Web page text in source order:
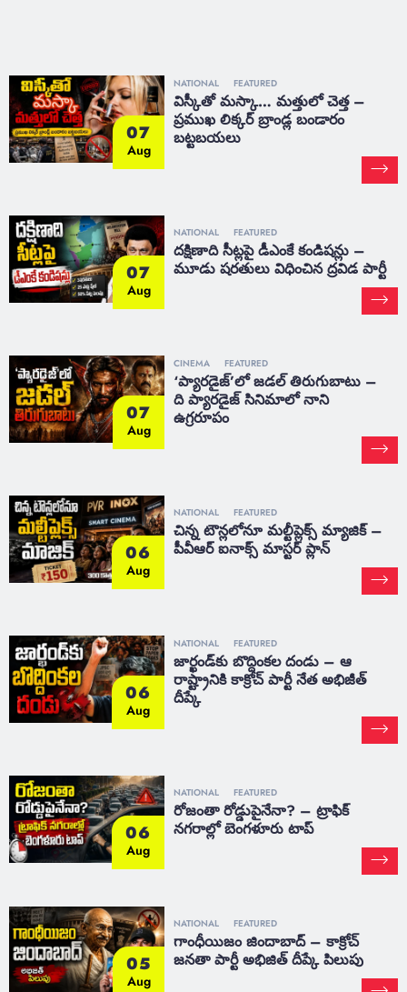
07
Aug
NATIONAL FEATURED
విస్కీతో మస్కా… మత్తులో చెత్త –
ప్రముఖ లిక్కర్ బ్రాండ్ల బండారం
బట్టబయలు
07
Aug
NATIONAL FEATURED
దక్షిణాది సీట్లపై డీఎంకే కండిషన్లు –
మూడు షరతులు విధించిన ద్రవిడ పార్టీ
07
Aug
CINEMA FEATURED
‘ప్యారడైజ్’లో జడల్ తిరుగుబాటు –
ది ప్యారడైజ్ సినిమాలో నాని
ఉగ్రరూపం
06
Aug
NATIONAL FEATURED
చిన్న టౌన్లలోనూ మల్టీప్లెక్స్‌ మ్యాజిక్ –
పీవీఆర్ ఐనాక్స్ మాస్టర్ ప్లాన్
06
Aug
NATIONAL FEATURED
జార్ఖండ్‌కు బొద్దింకల దండు – ఆ
రాష్ట్రానికి కాక్రోచ్ పార్టీ నేత అభిజీత్
దీప్కే
06
Aug
NATIONAL FEATURED
రోజంతా రోడ్డుపైనేనా? – ట్రాఫిక్
నగరాల్లో బెంగళూరు టాప్
05
Aug
NATIONAL FEATURED
గాంధీయిజం జిందాబాద్ – కాక్రోచ్
జనతా పార్టీ అభిజిత్ దీప్కే పిలుపు